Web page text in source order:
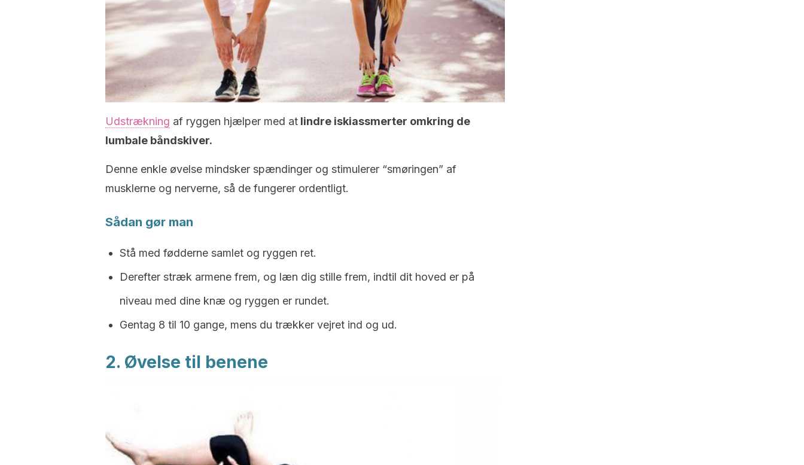
Udstrækning af ryggen hjælper med at lindre iskiassmerter omkring de
lumbale båndskiver.
Denne enkle øvelse mindsker spændinger og stimulerer “smøringen” af
musklerne og nerverne, så de fungerer ordentligt.
Sådan gør man
Stå med fødderne samlet og ryggen ret.
Derefter stræk armene frem, og læn dig stille frem, indtil dit hoved er på
niveau med dine knæ og ryggen er rundet.
Gentag 8 til 10 gange, mens du trækker vejret ind og ud.
2. Øvelse til benene